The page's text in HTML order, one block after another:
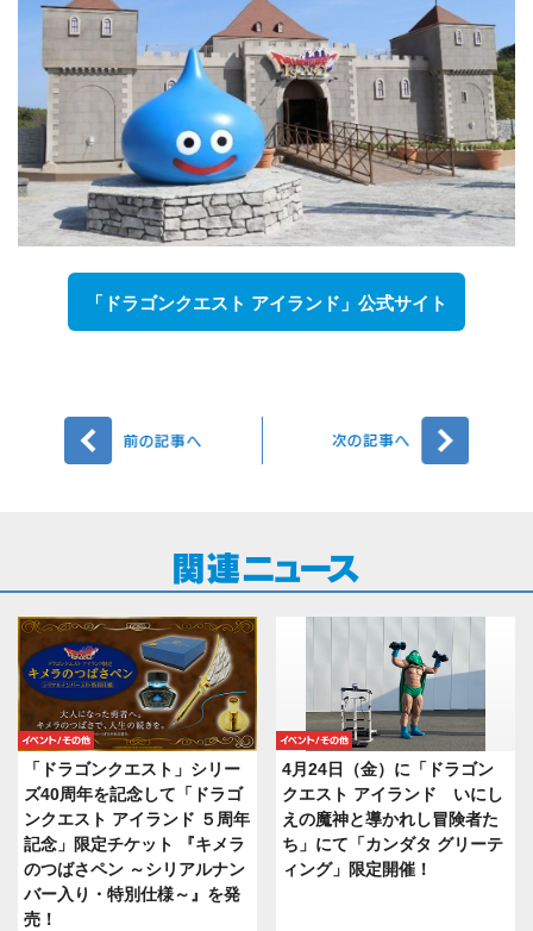
「ドラゴンクエスト アイランド」公式サイト
イベント/その他
「ドラゴンクエスト」シリー
ズ40周年を記念して「ドラゴ
ンクエスト アイランド ５周年
記念」限定チケット 『キメラ
のつばさペン ～シリアルナン
バー入り・特別仕様～』を発
売！
イベント/その他
4月24日（金）に「ドラゴン
クエスト アイランド いにし
えの魔神と導かれし冒険者た
ち」にて「カンダタ グリーテ
ィング」限定開催！